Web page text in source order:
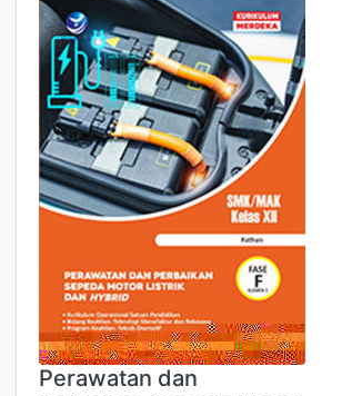
Perawatan dan